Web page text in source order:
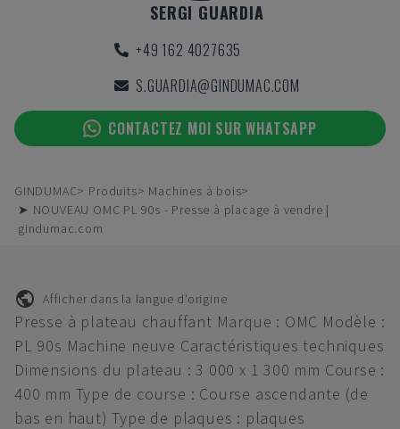
SERGI GUARDIA
+49 162 4027635
S.GUARDIA@GINDUMAC.COM
CONTACTEZ MOI SUR WHATSAPP
GINDUMAC Produits
Machines à bois
➤ NOUVEAU OMC PL 90s - Presse à placage à vendre |
gindumac.com
Afficher dans la langue d'origine
Presse à plateau chauffant Marque : OMC Modèle :
PL 90s Machine neuve Caractéristiques techniques
Dimensions du plateau : 3 000 x 1 300 mm Course :
400 mm Type de course : Course ascendante (de
bas en haut) Type de plaques : plaques